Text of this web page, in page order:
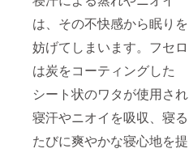
は、その不快感から眠りを
妨げてしまいます。フセロ
は炭をコーティングした
シート状のワタが使用され
寝汗やニオイを吸収、寝る
たびに爽やかな寝心地を提